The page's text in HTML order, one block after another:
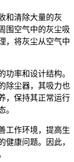
和清除大量的灰
围空气中的灰尘吸
，将灰尘从空气中
功率和设计结构。
除尘器，其吸力也
，保持其正常运行
。
工作环境，提高生
健康问题。因此，